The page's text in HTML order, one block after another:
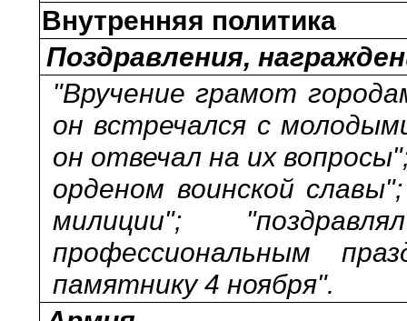
Внутренняя политика
Поздравления,
"Вручение грамот
он встречался с
он отвечал на их
орденом воинской
милиции";
профессиональным
памятнику 4 ноября".